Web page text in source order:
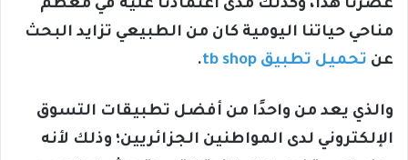
عصرنا هذا، وكذلك مدى اعتمادنا عليه في معظم
مناحي حياتنا اليومية كان من الطبيعي تزايد البحث
عن تحميل تطبيق tb shop .
والذي يعد من واحدًا من أفضل تطبيقات التسوق
الإلكتروني لدى المواطنين الجزائريين؛ وذلك لأنه